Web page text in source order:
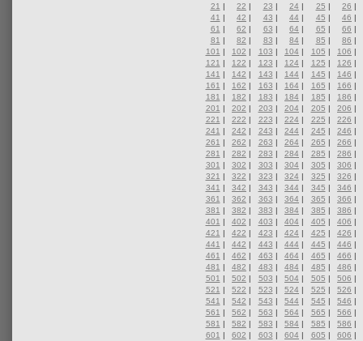
21 | 22 | 23 | 24 | 25 | 26 |
41 | 42 | 43 | 44 | 45 | 46 |
61 | 62 | 63 | 64 | 65 | 66 |
81 | 82 | 83 | 84 | 85 | 86 |
101 | 102 | 103 | 104 | 105 | 106 |
121 | 122 | 123 | 124 | 125 | 126 |
141 | 142 | 143 | 144 | 145 | 146 |
161 | 162 | 163 | 164 | 165 | 166 |
181 | 182 | 183 | 184 | 185 | 186 |
201 | 202 | 203 | 204 | 205 | 206 |
221 | 222 | 223 | 224 | 225 | 226 |
241 | 242 | 243 | 244 | 245 | 246 |
261 | 262 | 263 | 264 | 265 | 266 |
281 | 282 | 283 | 284 | 285 | 286 |
301 | 302 | 303 | 304 | 305 | 306 |
321 | 322 | 323 | 324 | 325 | 326 |
341 | 342 | 343 | 344 | 345 | 346 |
361 | 362 | 363 | 364 | 365 | 366 |
381 | 382 | 383 | 384 | 385 | 386 |
401 | 402 | 403 | 404 | 405 | 406 |
421 | 422 | 423 | 424 | 425 | 426 |
441 | 442 | 443 | 444 | 445 | 446 |
461 | 462 | 463 | 464 | 465 | 466 |
481 | 482 | 483 | 484 | 485 | 486 |
501 | 502 | 503 | 504 | 505 | 506 |
521 | 522 | 523 | 524 | 525 | 526 |
541 | 542 | 543 | 544 | 545 | 546 |
561 | 562 | 563 | 564 | 565 | 566 |
581 | 582 | 583 | 584 | 585 | 586 |
601 | 602 | 603 | 604 | 605 | 606 |